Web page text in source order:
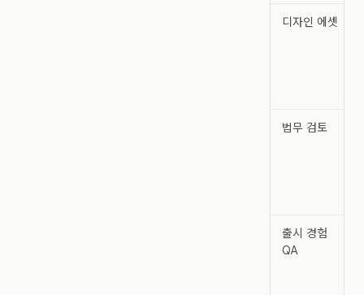
디자인 에셋
법무 검토
출시 경험
QA